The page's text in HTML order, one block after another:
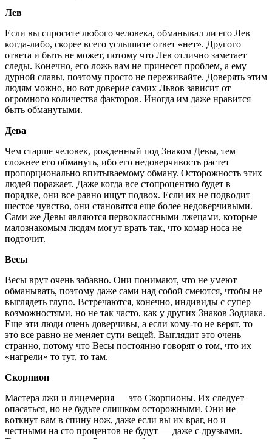
Лев
Если вы спросите любого человека, обманывал ли его Лев
когда-либо, скорее всего услышите ответ «нет». Другого
ответа и быть не может, потому что Лев отлично заметает
следы. Конечно, его ложь вам не принесет проблем, а ему
дурной славы, поэтому просто не переживайте. Доверять этим
людям можно, но вот доверие самих Львов зависит от
огромного количества факторов. Иногда им даже нравится
быть обманутыми.
Дева
Чем старше человек, рожденный под Знаком Девы, тем
сложнее его обмануть, ибо его недоверчивость растет
пропорционально впитываемому обману. Осторожность этих
людей поражает. Даже когда все стопроцентно будет в
порядке, они все равно ищут подвох. Если их не подводит
шестое чувство, они становятся еще более недоверчивыми.
Сами же Девы являются первоклассными лжецами, которые
малознакомым людям могут врать так, что комар носа не
подточит.
Весы
Весы врут очень забавно. Они понимают, что не умеют
обманывать, поэтому даже сами над собой смеются, чтобы не
выглядеть глупо. Встречаются, конечно, индивиды с супер
возможностями, но не так часто, как у других Знаков Зодиака.
Еще эти люди очень доверчивы, а если кому-то не верят, то
это все равно не меняет сути вещей. Выглядит это очень
странно, потому что Весы постоянно говорят о том, что их
«нагрели» то тут, то там.
Скорпион
Мастера лжи и лицемерия — это Скорпионы. Их следует
опасаться, но не будьте слишком осторожными. Они не
воткнут вам в спину нож, даже если вы их враг, но и
честными на сто процентов не будут — даже с друзьями.